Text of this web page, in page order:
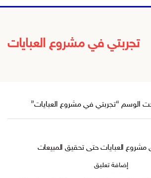
تجربتي في مشروع العبايات
الوسم “تجربتي في مشروع العبايات”
مشروع العبايات حتى تحقيق المبيعات
إضافة تعليقعلى